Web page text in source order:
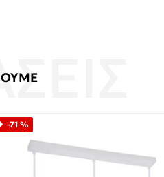
-71 %